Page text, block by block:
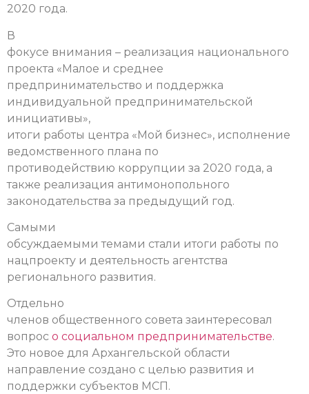
2020 года.
В
фокусе внимания – реализация национального
проекта «Малое и среднее
предпринимательство и поддержка
индивидуальной предпринимательской
инициативы»,
итоги работы центра «Мой бизнес», исполнение
ведомственного плана по
противодействию коррупции за 2020 года, а
также реализация антимонопольного
законодательства за предыдущий год.
Самыми
обсуждаемыми темами стали итоги работы по
нацпроекту и деятельность агентства
регионального развития.
Отдельно
членов общественного совета заинтересовал
вопрос о социальном предпринимательстве.
Это новое для Архангельской области
направление создано с целью развития и
поддержки субъектов МСП.